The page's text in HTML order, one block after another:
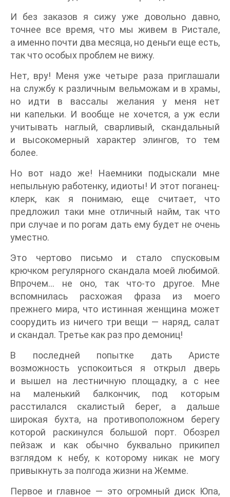
И без заказов я сижу уже довольно давно,
точнее все время, что мы живем в Ристале,
а именно почти два месяца, но деньги еще есть,
так что особых проблем не вижу.
Нет, вру! Меня уже четыре раза приглашали
на службу к различным вельможам и в храмы,
но идти в вассалы желания у меня нет
ни капельки. И вообще не хочется, а уж если
учитывать наглый, сварливый, скандальный
и высокомерный характер элингов, то тем
более.
Но вот надо же! Наемники подыскали мне
непыльную работенку, идиоты! И этот поганец-
клерк, как я понимаю, еще считает, что
предложил таки мне отличный найм, так что
при случае и по рогам дать ему будет не очень
уместно.
Это чертово письмо и стало спусковым
крючком регулярного скандала моей любимой.
Впрочем… не оно, так что-то другое. Мне
вспомнилась расхожая фраза из моего
прежнего мира, что истинная женщина может
соорудить из ничего три вещи — наряд, салат
и скандал. Третье как раз про демониц!
В последней попытке дать Аристе
возможность успокоиться я открыл дверь
и вышел на лестничную площадку, а с нее
на маленький балкончик, под которым
расстилался скалистый берег, а дальше
широкая бухта, на противоположном берегу
которой раскинулся большой порт. Обозрел
пейзаж и как обычно буквально прикипел
взглядом к небу, к которому никак не могу
привыкнуть за полгода жизни на Жемме.
Первое и главное — это огромный диск Юпа,